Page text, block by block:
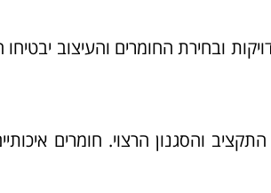
ובחירת החומרים והעיצוב
והסגנון הרצוי. חומרים